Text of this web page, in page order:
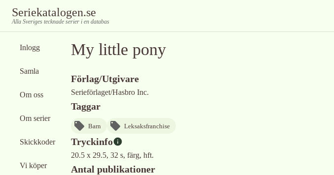
Seriekatalogen.se
Alla Sveriges tecknade serier i en databas
Inlogg
Samla
Om oss
Om serier
Skickkoder
Vi köper
My little pony
Förlag/Utgivare
Serieförlaget/Hasbro Inc.
Taggar
Barn Leksaksfranchise
Tryckinfo
20.5 x 29.5, 32 s, färg, hft.
Antal publikationer